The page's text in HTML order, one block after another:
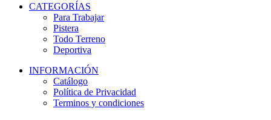
CATEGORÍAS
Para Trabajar
Pistera
Todo Terreno
Deportiva
INFORMACIÓN
Catálogo
Política de Privacidad
Terminos y condiciones